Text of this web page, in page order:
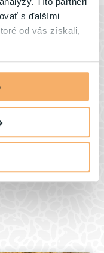
s ďalšími
od vás získali,
naplánujte si
Na skok máte